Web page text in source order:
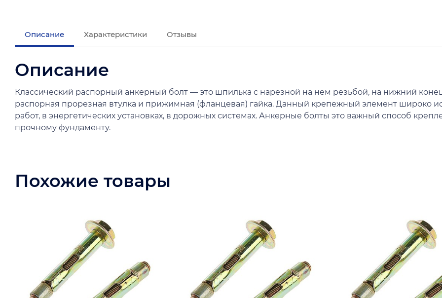
Описание Характеристики Отзывы
Описание
Классический распорный анкерный болт — это шпилька с нарезной на нем резьбой, на нижний
распорная прорезная втулка и прижимная (фланцевая) гайка. Данный крепежный элемент широко
работ, в энергетических установках, в дорожных системах. Анкерные болты это важный способ
прочному фундаменту.
Похожие товары